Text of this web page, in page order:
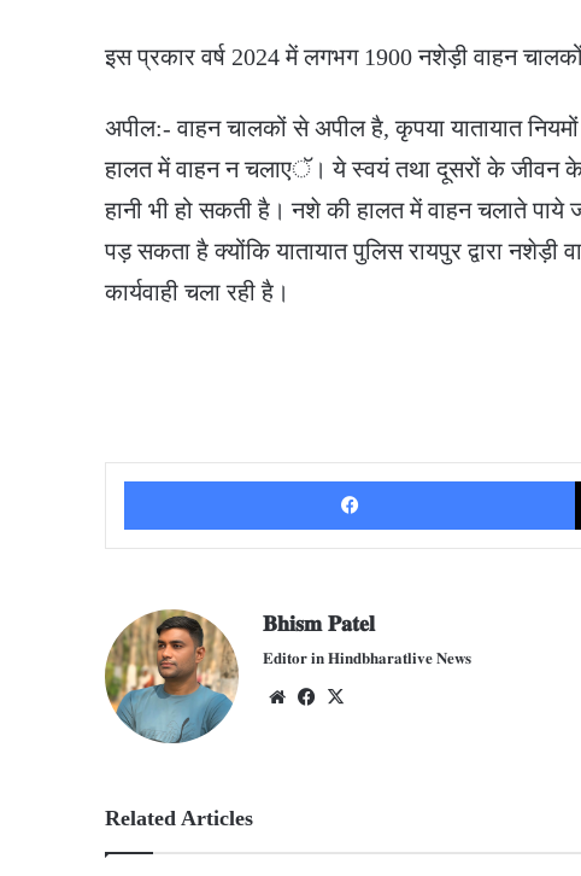
इस प्रकार वर्ष 2024 में लगभग 1900 नशेड़ी वाहन चालकों
अपील:- वाहन चालकों से अपील है, कृपया यातायात
हालत में वाहन न चलाएॅ। ये स्वयं तथा दूसरों के जीवन
हानी भी हो सकती है। नशे की हालत में वाहन चलाते पाये
पड़ सकता है क्योंकि यातायात पुलिस रायपुर द्वारा
कार्यवाही चला रही है।
𝐁𝐡𝐢𝐬𝐦 𝐏𝐚𝐭𝐞𝐥
𝐄𝐝𝐢𝐭𝐨𝐫 𝐢𝐧 𝐇𝐢𝐧𝐝𝐛𝐡𝐚𝐫𝐚𝐭𝐥𝐢𝐯𝐞 𝐍𝐞𝐰𝐬
We
Fac
Related Articles